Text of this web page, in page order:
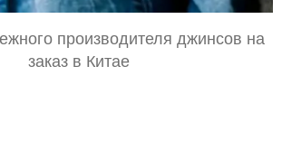
производителя джинсов на
заказ в Китае